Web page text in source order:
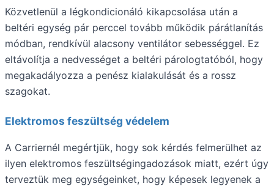
Közvetlenül a légkondicionáló kikapcsolása után a
beltéri egység pár perccel tovább működik párátlanítás
módban, rendkívül alacsony ventilátor sebességgel. Ez
eltávolítja a nedvességet a beltéri párologtatóból, hogy
megakadályozza a penész kialakulását és a rossz
szagokat.
Elektromos feszültség védelem
A Carriernél megértjük, hogy sok kérdés felmerülhet az
ilyen elektromos feszültségingadozások miatt, ezért úgy
terveztük meg egységeinket, hogy képesek legyenek a